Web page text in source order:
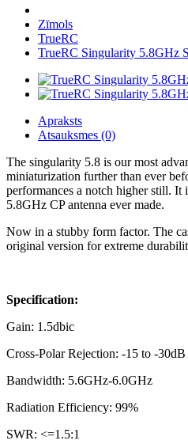
Zīmols
TrueRC
TrueRC Singularity 5.8GHz
Apraksts
Atsauksmes (0)
The singularity 5.8 is our most
miniaturization further than ever
performances a notch higher still. It
5.8GHz CP antenna ever made.
Now in a stubby form factor. The
original version for extreme
Specification:
Gain: 1.5dbic
Cross-Polar Rejection: -15 to -
Bandwidth: 5.6GHz-6.0GHz
Radiation Efficiency: 99%
SWR: <=1.5:1